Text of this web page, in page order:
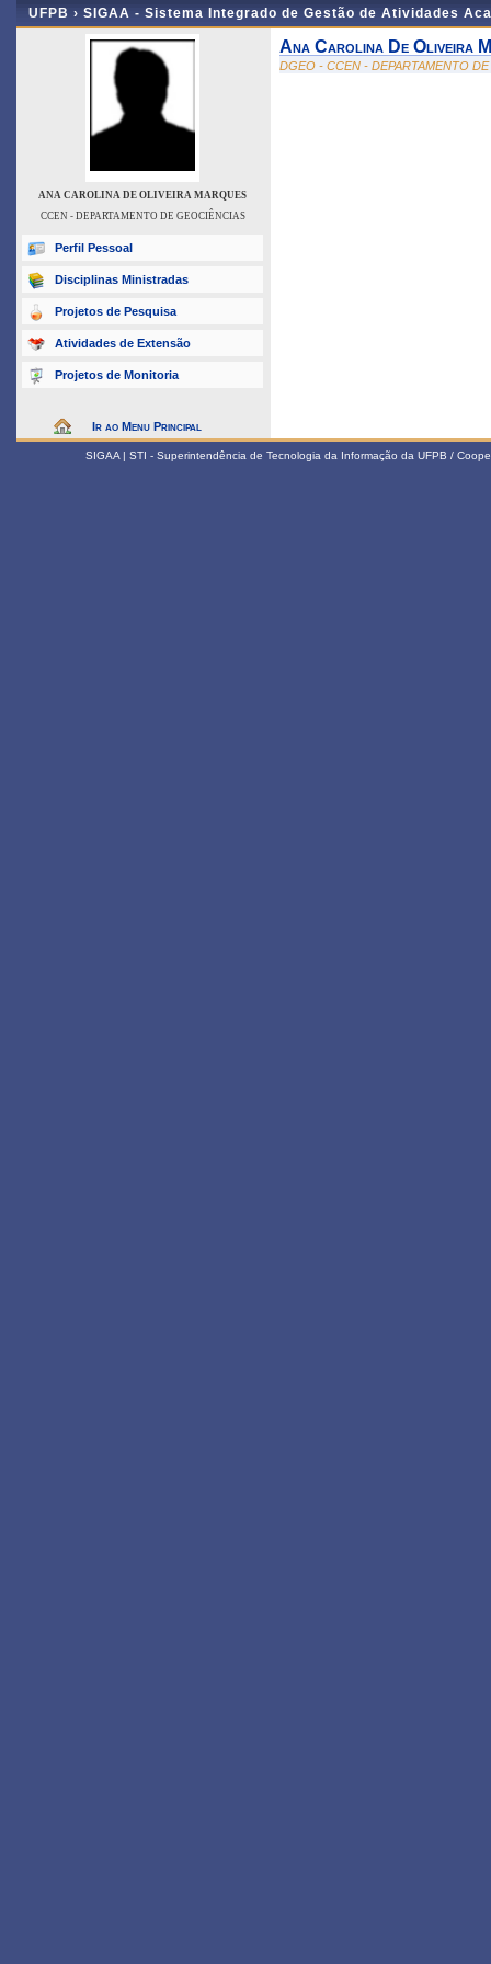
UFPB › SIGAA - Sistema Integrado de Gestão de Atividades
ANA CAROLINA DE OLIVEIRA MARQUES
CCEN - DEPARTAMENTO DE GEOCIÊNCIAS
Perfil Pessoal
Disciplinas Ministradas
Projetos de Pesquisa
Atividades de Extensão
Projetos de Monitoria
Ir ao Menu Principal
Ana Carolina De Oliveira
DGEO - CCEN - DEPARTAMENTO
SIGAA | STI - Superintendência de Tecnologia da Informação da UFPB /